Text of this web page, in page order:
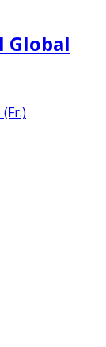
Global